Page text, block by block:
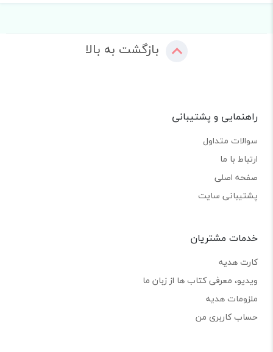
بازگشت به بالا
راهنمایی و پشتیبانی
سوالات متداول
ارتباط با ما
صفحه اصلی
پشتیبانی سایت
خدمات مشتریان
کارت هدیه
ویدیو، معرفی کتاب ها از زبان ما
ملزومات هدیه
حساب کاربری من